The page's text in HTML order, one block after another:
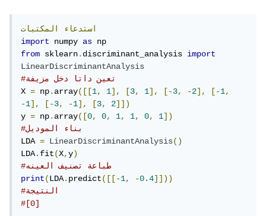
استدعاء
المكتبات
import
numpy as
from sklearn.discriminant_analysis import
LinearDiscriminantAnalysis
#تعين داتا دخل مزيفة
X = np.array([[1, 1], [3, 1], [-3, -2], [-1,
-1], [-3, -1], [3, 2]])
y = np.array([0, 0, 1, 1, 0, 1])
#بناء الموديل
LDA = LinearDiscriminantAnalysis()
LDA.fit(X,y)
#طباعة تصنيف العينه
print(LDA.predict([[-1, -0.4]]))
#النتيجة
#[0]